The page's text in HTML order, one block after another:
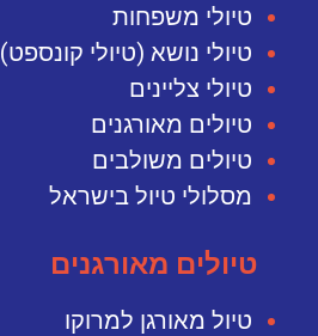
טיולי משפחות
טיולי נושא (טיולי קונספט)
טיולי צליינים
טיולים מאורגנים
טיולים משולבים
מסלולי טיול בישראל
טיולים מאורגנים
טיול מאורגן למרוקו